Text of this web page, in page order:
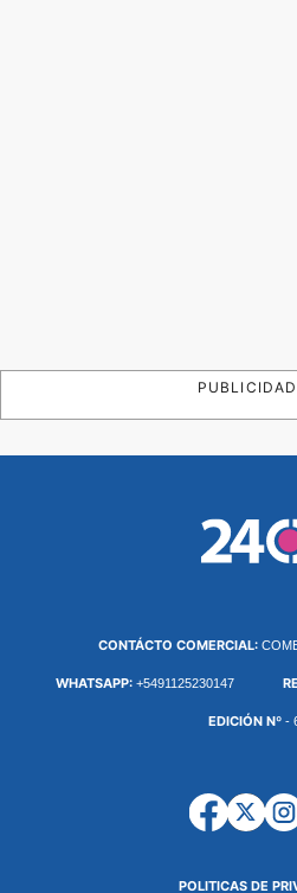
PUBLICIDAD
CONTÁCTO COMERCIAL:
WHATSAPP: +5491125230147
EDICIÓN Nº -
POLITICAS DE